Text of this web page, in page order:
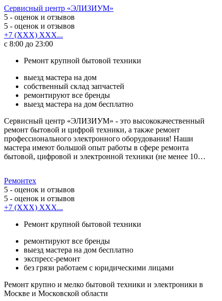
Сервисный центр «ЭЛИЗИУМ»
5 - оценок и отзывов
5 - оценок и отзывов
+7 (XXX) XXX...
с 8:00 до 23:00
Ремонт крупной бытовой техники
выезд мастера на дом
собственный склад запчастей
ремонтируют все бренды
выезд мастера на дом бесплатно
Сервисный центр «ЭЛИЗИУМ» - это высококачественный
ремонт бытовой и цифрой техники, а также ремонт
профессионального электронного оборудования! Наши
мастера имеют большой опыт работы в сфере ремонта
бытовой, цифровой и электронной техники (не менее 10…
Ремонтех
5 - оценок и отзывов
5 - оценок и отзывов
+7 (XXX) XXX...
Ремонт крупной бытовой техники
ремонтируют все бренды
выезд мастера на дом бесплатно
экспресс-ремонт
без грязи работаем с юридическими лицами
Ремонт крупно и мелко бытовой техники и электроники в
Москве и Московской области